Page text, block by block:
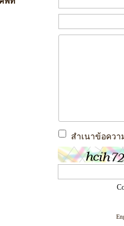
สำเนาข้อคว